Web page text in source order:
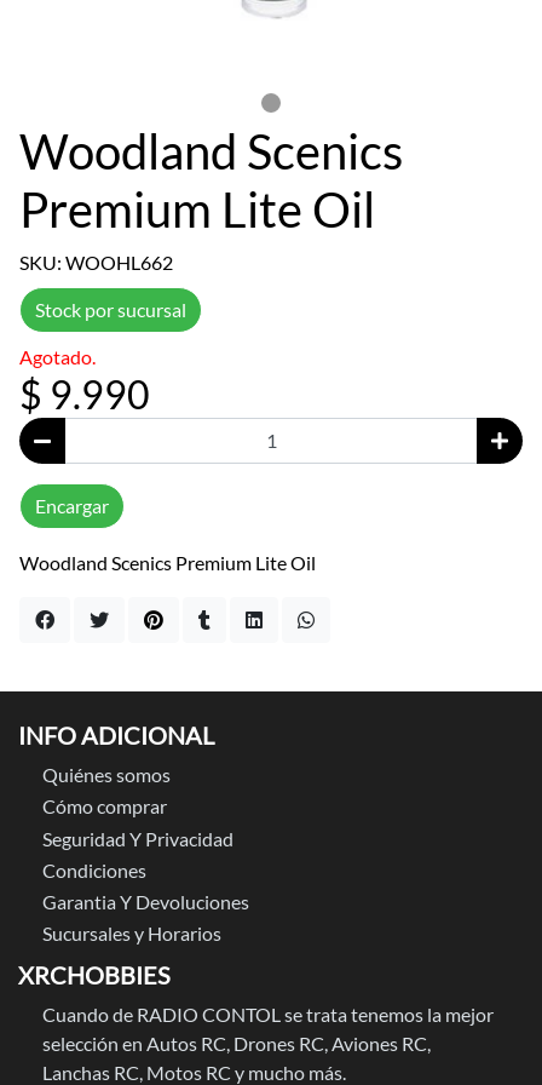
Woodland Scenics
Premium Lite Oil
SKU: WOOHL662
Stock por sucursal
Agotado.
$ 9.990
Encargar
Woodland Scenics Premium Lite Oil
INFO ADICIONAL
Quiénes somos
Cómo comprar
Seguridad Y Privacidad
Condiciones
Garantia Y Devoluciones
Sucursales y Horarios
XRCHOBBIES
Cuando de RADIO CONTOL se trata tenemos la mejor
selección en Autos RC, Drones RC, Aviones RC,
Lanchas RC, Motos RC y mucho más.